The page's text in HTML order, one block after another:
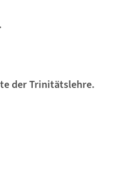
der Trinitätslehre.